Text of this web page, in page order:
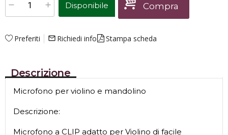
Disponibile Compra
Preferiti mail_outline Richiedi info Stampa scheda
Descrizione
Microfono per violino e mandolino
Descrizione:
Microfono a CLIP adatto per Violino di facile